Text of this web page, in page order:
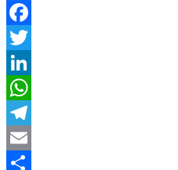
Facebook
Twitter
LinkedIn
WhatsApp
Telegram
Email